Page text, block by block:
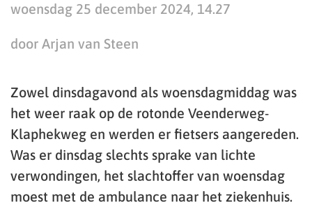
woensdag 25 december 2024, 14.27
door Arjan van Steen
Zowel dinsdagavond als woensdagmiddag was
het weer raak op de rotonde Veenderweg-
Klaphekweg en werden er fietsers aangereden.
Was er dinsdag slechts sprake van lichte
verwondingen, het slachtoffer van woensdag
moest met de ambulance naar het ziekenhuis.